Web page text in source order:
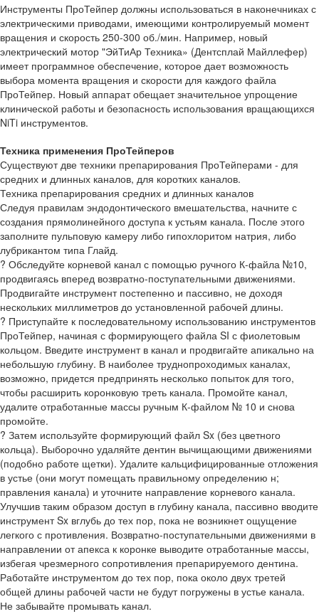
Инструменты ПроТейпер должны использоваться в наконечниках с
электрическими приводами, имеющими контролируемый момент
вращения и скорость 250-300 об./мин. Например, новый
электрический мотор "ЭйТиАр Техника» (Дентсплай Майллефер)
имеет программное обеспечение, которое дает возможность
выбора момента вращения и скорости для каждого файла
ПроТейпер. Новый аппарат обещает значительное упрощение
клинической работы и безопасность использования вращающихся
NiTi инструментов.
Техника применения ПроТейперов
Существуют две техники препарирования ПроТейперами - для
средних и длинных каналов, для коротких каналов.
Техника препарирования средних и длинных каналов
Следуя правилам эндодонтического вмешательства, начните с
создания прямолинейного доступа к устьям канала. После этого
заполните пульповую камеру либо гипохлоритом натрия, либо
лубрикантом типа Глайд.
? Обследуйте корневой канал с помощью ручного К-файла №10,
продвигаясь вперед возвратно-поступательными движениями.
Продвигайте инструмент постепенно и пассивно, не доходя
нескольких миллиметров до установленной рабочей длины.
? Приступайте к последовательному использованию инструментов
ПроТейпер, начиная с формирующего файла SI с фиолетовым
кольцом. Введите инструмент в канал и продвигайте апикально на
небольшую глубину. В наиболее труднопроходимых каналах,
возможно, придется предпринять несколько попыток для того,
чтобы расширить коронковую треть канала. Промойте канал,
удалите отработанные массы ручным К-файлом № 10 и снова
промойте.
? Затем используйте формирующий файл Sx (без цветного
кольца). Выборочно удаляйте дентин вычищающими движениями
(подобно работе щетки). Удалите кальцифицированные отложения
в устье (они могут помещать правильному определению н;
правления канала) и уточните направление корневого канала.
Улучшив таким образом доступ в глубину канала, пассивно вводите
инструмент Sx вглубь до тех пор, пока не возникнет ощущение
легкого с противления. Возвратно-поступательными движениями в
направлении от апекса к коронке выводите отработанные массы,
избегая чрезмерного сопротивления препарируемого дентина.
Работайте инструментом до тех пор, пока около двух третей
общей длины рабочей части не будут погружены в устье канала.
Не забывайте промывать канал.